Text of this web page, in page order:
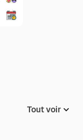
Tout voir